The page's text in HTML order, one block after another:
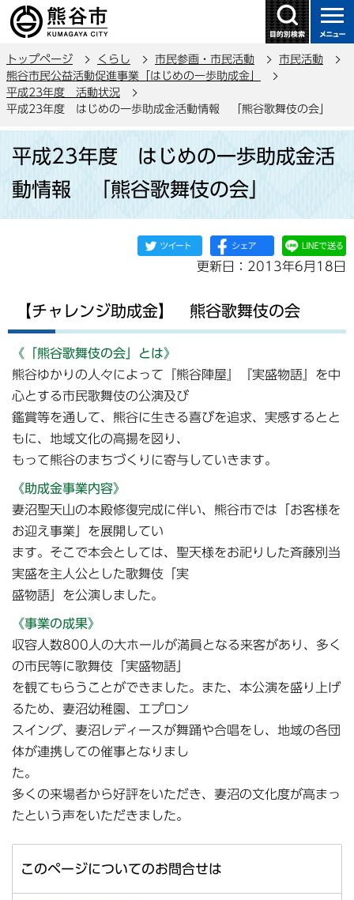
の
ー
ジ
の
先
トップページ くらし 市民参画・市民活動
市民活動
熊谷市民公益活動促進事業「はじめの一歩助成金」
平成23年度 活動状況
平成23年度 はじめの一歩助成金活動情報 「熊谷歌舞伎の会」
か
平成23年度 はじめの一歩助成金活
動情報 「熊谷歌舞伎の会」
更新日：2013年6月18日
【チャレンジ助成金】 熊谷歌舞伎の会
《「熊谷歌舞伎の会」とは》
熊谷ゆかりの人々によって『熊谷陣屋』『実盛物語』を中
心とする市民歌舞伎の公演及び
鑑賞等を通して、熊谷に生きる喜びを追求、実感するとと
もに、地域文化の高揚を図り、
もって熊谷のまちづくりに寄与していきます。
《助成金事業内容》
妻沼聖天山の本殿修復完成に伴い、熊谷市では「お客様を
お迎え事業」を展開してい
ます。そこで本会としては、聖天様をお祀りした斉藤別当
実盛を主人公とした歌舞伎「実
盛物語」を公演しました。
《事業の成果》
収容人数800人の大ホールが満員となる来客があり、多く
の市民等に歌舞伎「実盛物語」
を観てもらうことができました。また、本公演を盛り上げ
るため、妻沼幼稚園、エプロン
スイング、妻沼レディースが舞踊や合唱をし、地域の各団
体が連携しての催事となりまし
た。
多くの来場者から好評をいただき、妻沼の文化度が高まっ
たという声をいただきました。
このページについてのお問合せは